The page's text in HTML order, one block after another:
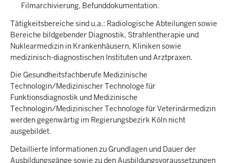
Filmarchivierung, Befunddokumentation.
Tätigkeitsbereiche sind u.a.: Radiologische Abteilungen sowie
Bereiche bildgebender Diagnostik, Strahlentherapie und
Nuklearmedizin in Krankenhäusern, Kliniken sowie
medizinisch-diagnostischen Instituten und Arztpraxen.
Die Gesundheitsfachberufe Medizinische
Technologin/Medizinischer Technologe für
Funktionsdiagnostik und Medizinische
Technologin/Medizinischer Technologe für Veterinärmedizin
werden gegenwärtig im Regierungsbezirk Köln nicht
ausgebildet.
Detaillierte Informationen zu Grundlagen und Dauer der
Ausbildungsgänge sowie zu den Ausbildungsvoraussetzungen